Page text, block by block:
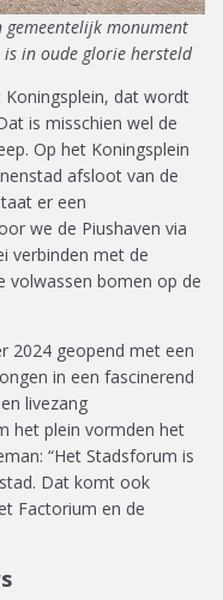
gemeentelijk monument
is in oude glorie hersteld
dat wordt
is misschien wel de
Op het Koningsplein
afsloot van de
er een
we de Piushaven via
verbinden met de
volwassen bomen op de
2024 geopend met een
in een fascinerend
livezang
het plein vormden het
“Het Stadsforum is
Dat komt ook
Factorium en de